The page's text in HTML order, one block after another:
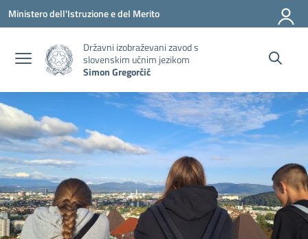
Pojdi na vsebino
Pojdite v meni
Pojdi na nogo
Ministero dell'Istruzione e del Merito
Državni izobraževani zavod s
slovenskim učnim jezikom
Simon Gregorčič